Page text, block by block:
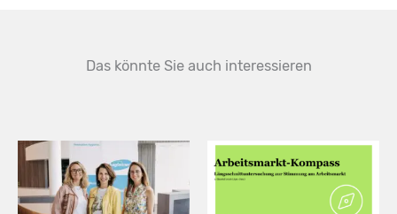
Das könnte Sie auch interessieren